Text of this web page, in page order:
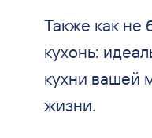
Также как не
кухонь:
кухни вашей
жизни.